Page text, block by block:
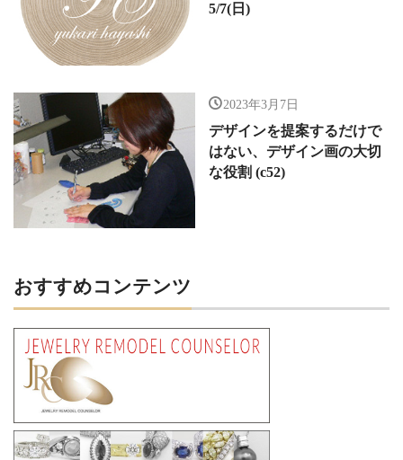
5/7(日)
2023年3月7日
デザインを提案するだけで
はない、デザイン画の大切
な役割 (c52)
おすすめコンテンツ